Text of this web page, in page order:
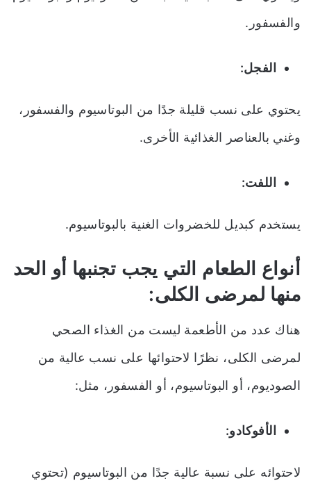
والفسفور.
الفجل:
يحتوي على نسب قليلة جدًا من البوتاسيوم والفسفور،
وغني بالعناصر الغذائية الأخرى.
اللفت:
يستخدم كبديل للخضروات الغنية بالبوتاسيوم.
أنواع الطعام التي يجب تجنبها أو الحد
منها لمرضى الكلى:
هناك عدد من الأطعمة ليست من الغذاء الصحي
لمرضى الكلى، نظرًا لاحتوائها على نسب عالية من
الصوديوم، أو البوتاسيوم، أو الفسفور، مثل:
الأفوكادو:
لاحتوائه على نسبة عالية جدًا من البوتاسيوم (تحتوي